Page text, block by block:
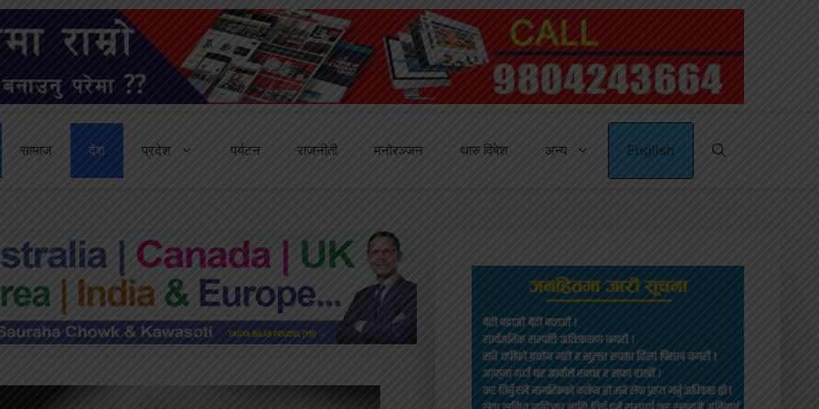
सामाज देश प्रदेश पर्यटन राजनीती मनोरञ्जन थारु विषेश अन्य English